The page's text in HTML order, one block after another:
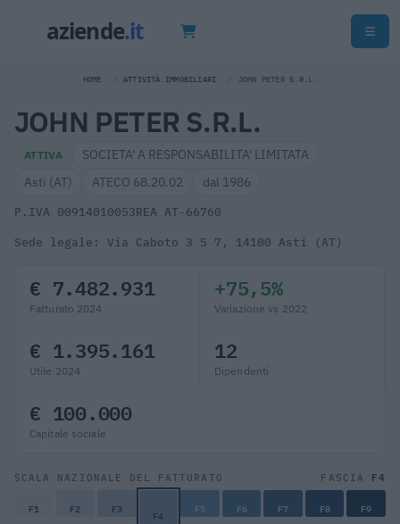
HOME ATTIVITÀ IMMOBILIARI JOHN PETER S.R.L.
JOHN PETER S.R.L.
ATTIVA
SOCIETA' A RESPONSABILITA' LIMITATA
Asti (AT)
ATECO 68.20.02 dal 1986
P.IVA 00914010053REA AT-66760
Sede legale: Via Caboto 3 5 7, 14100 Asti (AT)
€ 7.482.931
Fatturato 2024
+75,5%
Variazione vs 2022
€ 1.395.161
Utile 2024
12
Dipendenti
€ 100.000
Capitale sociale
SCALA NAZIONALE DEL FATTURATO FASCIA F4
F1 F2 F3 F4 F5 F6 F7 F8 F9